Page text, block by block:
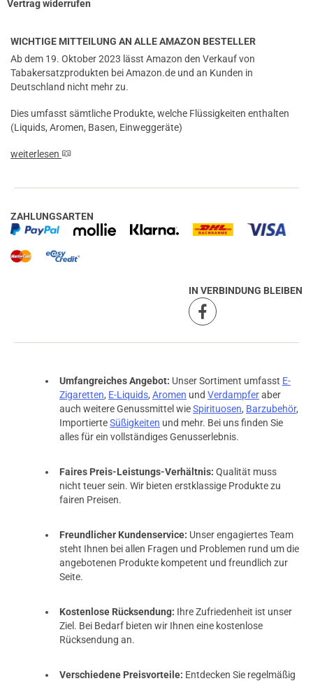
Vertrag widerrufen
WICHTIGE MITTEILUNG AN ALLE AMAZON BESTELLER
Ab dem 19. Oktober 2023 lässt Amazon den Verkauf von
Tabakersatzprodukten bei Amazon.de und an Kunden in
Deutschland nicht mehr zu.
Dies umfasst sämtliche Produkte, welche Flüssigkeiten enthalten
(Liquids, Aromen, Basen, Einweggeräte)
weiterlesen
ZAHLUNGSARTEN
IN VERBINDUNG BLEIBEN
Umfangreiches Angebot: Unser Sortiment umfasst E-
Zigaretten, E-Liquids, Aromen und Verdampferaber
auch weitere Genussmittel wieSpirituosen, Barzubehör,
ImportierteSüßigkeiten und mehr. Bei uns finden Sie
alles für ein vollständiges Genusserlebnis.
Faires Preis-Leistungs-Verhältnis: Qualität muss
nicht teuer sein. Wir bieten erstklassige Produkte zu
fairen Preisen.
Freundlicher Kundenservice: Unser engagiertes Team
steht Ihnen bei allen Fragen und Problemen rund um die
angebotenen Produkte kompetent und freundlich zur
Seite.
Kostenlose Rücksendung: Ihre Zufriedenheit ist unser
Ziel. Bei Bedarf bieten wir Ihnen eine kostenlose
Rücksendung an.
Verschiedene Preisvorteile: Entdecken Sie regelmäßig